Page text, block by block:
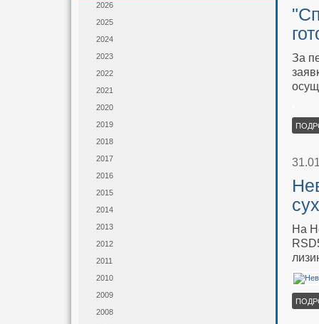
2026
2025
2024
2023
2022
2021
2020
2019
2018
2017
2016
2015
2014
2013
2012
2011
2010
2009
2008
За
На